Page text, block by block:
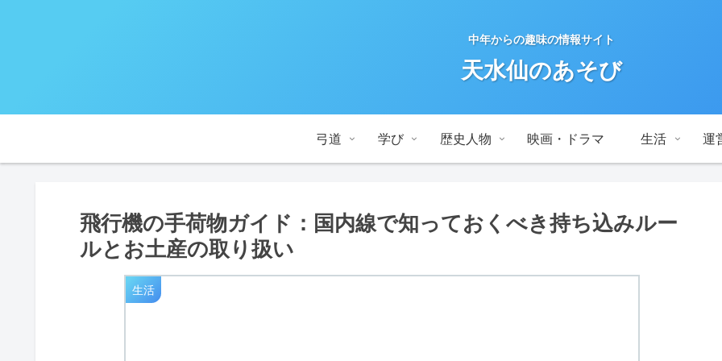
中年からの趣味の情報サイト
天水仙のあそび
弓道 学び 歴史人物 映画・ドラマ 生活 運
飛行機の手荷物ガイド：国内線で知っておくべき持ち込みルー
ルとお土産の取り扱い
生活